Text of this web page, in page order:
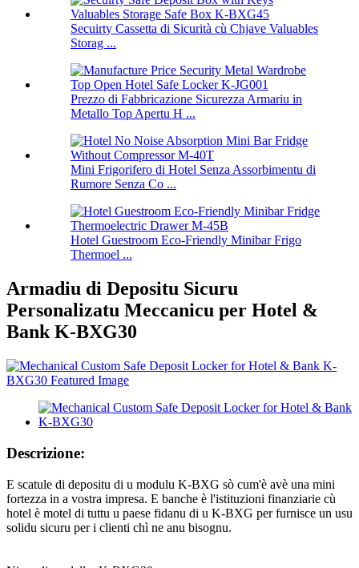
Secuirty Cassetta di Sicurità cù Chjave Valuables
Storag ...
Prezzo di Fabbricazione Sicurezza Armariu in
Metallo Top Apertu H ...
Mini Frigorifero di Hotel Senza Assorbimentu di
Rumore Senza Co ...
Hotel Guestroom Eco-Friendly Minibar Frigo
Thermoel ...
Armadiu di Depositu Sicuru
Personalizatu Meccanicu per Hotel &
Bank K-BXG30
Descrizione:
E scatule di depositu di u modulu K-BXG sò cum'è avè una mini
fortezza in a vostra impresa. E banche è l'istituzioni finanziarie cù
hotel è motel di tuttu u paese fidanu di u K-BXG per furnisce un usu
solidu sicuru per i clienti chì ne anu bisognu.